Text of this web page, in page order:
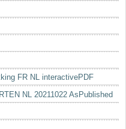
FR NL interactivePDF
NL 20211022 AsPublished